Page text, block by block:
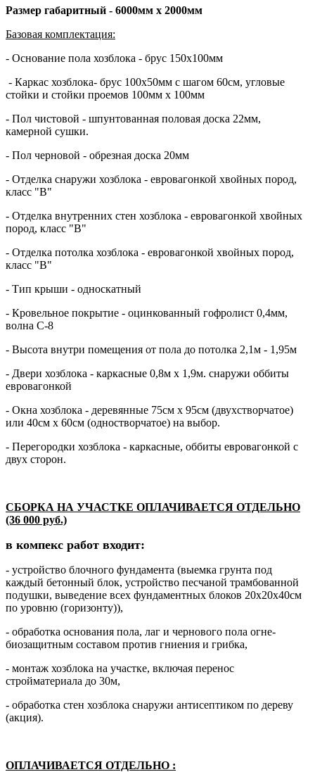
Размер габаритный - 6000мм х 2000мм
Базовая комплектация:
- Основание пола хозблока - брус 150х100мм
- Каркас хозблока- брус 100х50мм с шагом 60см, угловые
стойки и стойки проемов 100мм х 100мм
- Пол чистовой - шпунтованная половая доска 22мм,
камерной сушки.
- Пол черновой - обрезная доска 20мм
- Отделка снаружи хозблока - евровагонкой хвойных пород,
класс "В"
- Отделка внутренних стен хозблока - евровагонкой хвойных
пород, класс "В"
- Отделка потолка хозблока - евровагонкой хвойных пород,
класс "В"
- Тип крыши - односкатный
- Кровельное покрытие - оцинкованный гофролист 0,4мм,
волна С-8
- Высота внутри помещения от пола до потолка 2,1м - 1,95м
- Двери хозблока - каркасные 0,8м х 1,9м. снаружи оббиты
евровагонкой
- Окна хозблока - деревянные 75см х 95см (двухстворчатое)
или 40см х 60см (одностворчатое) на выбор.
- Перегородки хозблока - каркасные, оббиты евровагонкой с
двух сторон.
СБОРКА НА УЧАСТКЕ ОПЛАЧИВАЕТСЯ ОТДЕЛЬНО
(36 000 руб.)
в компекс работ входит:
- устройство блочного фундамента (выемка грунта под
каждый бетонный блок, устройство песчаной трамбованной
подушки, выведение всех фундаментных блоков 20х20х40см
по уровню (горизонту)),
- обработка основания пола, лаг и чернового пола огне-
биозащитным составом против гниения и грибка,
- монтаж хозблока на участке, включая перенос
стройматериала до 30м,
- обработка стен хозблока снаружи антисептиком по дереву
(акция).
ОПЛАЧИВАЕТСЯ ОТДЕЛЬНО :